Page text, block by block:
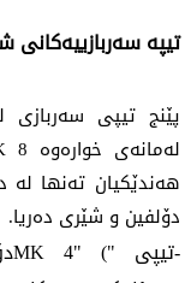
تیپە سەربازییەکانی
پێنج تیپی سەربازی
له‌مانه‌ی خواره‌وه‌ 8
هەندێکیان تەنها
دۆلفین و شێری دەریا.
-تیپی "MK 4" (